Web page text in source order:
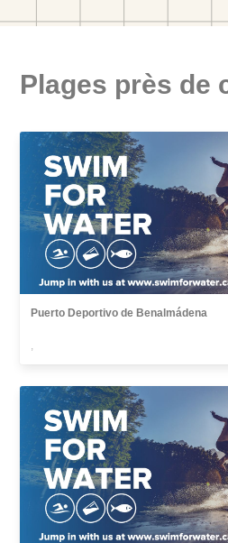
Plages près de
Puerto Deportivo de Benalmádena
,